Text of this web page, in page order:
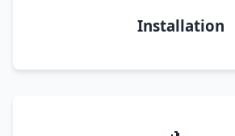
Installation